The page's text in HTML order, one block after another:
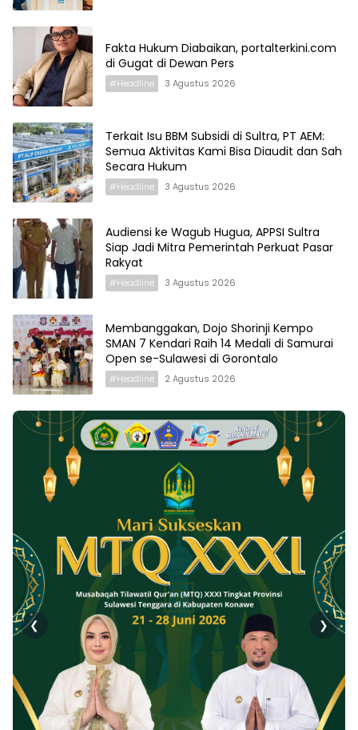
Fakta Hukum Diabaikan, portalterkini.com
di Gugat di Dewan Pers
#Headline 3 Agustus 2026
Terkait Isu BBM Subsidi di Sultra, PT AEM:
Semua Aktivitas Kami Bisa Diaudit dan Sah
Secara Hukum
#Headline 3 Agustus 2026
Audiensi ke Wagub Hugua, APPSI Sultra
Siap Jadi Mitra Pemerintah Perkuat Pasar
Rakyat
#Headline 3 Agustus 2026
Membanggakan, Dojo Shorinji Kempo
SMAN 7 Kendari Raih 14 Medali di Samurai
Open se-Sulawesi di Gorontalo
#Headline 2 Agustus 2026
❮ ❯